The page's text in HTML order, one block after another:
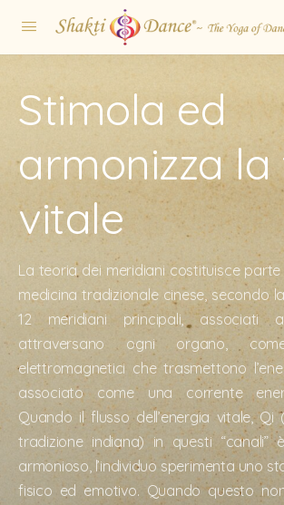
Stimola ed
armonizza la
vitale
La teoria dei meridiani costituisce
medicina tradizionale cinese, secondo
12 meridiani principali, associati
attraversano ogni organo,
elettromagnetici che trasmettono
associato come una corrente
Quando il flusso dell’energia vitale,
tradizione indiana) in questi “canali”
armonioso, l’individuo sperimenta uno
fisico ed emotivo. Quando questo